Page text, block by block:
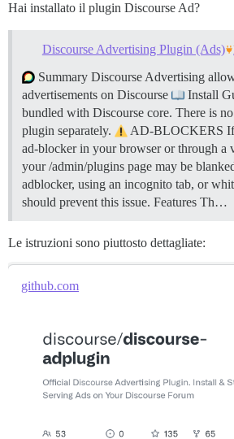
Hai installato il plugin Discourse Ad?
Discourse Advertising Plugin (Ads)
Summary Discourse Advertising
advertisements on Discourse
Install
bundled with Discourse core. There is
plugin separately.
AD-BLOCKERS If
ad-blocker in your browser or through a
your /admin/plugins page may be
adblocker, using an incognito tab, or
should prevent this issue. Features Th…
Le istruzioni sono piuttosto dettagliate:
github.com